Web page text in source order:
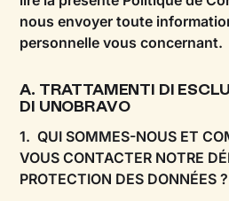
nous envoyer toute
personnelle vous concernant.
A. TRATTAMENTI DI
DI UNOBRAVO
1. QUI SOMMES-NOUS ET
VOUS CONTACTER NOTRE
PROTECTION DES DONNÉES ?